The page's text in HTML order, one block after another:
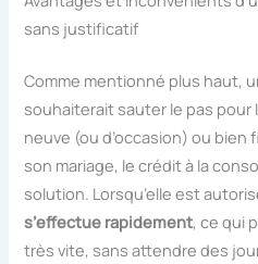
sans justificatif
Comme mentionné plus haut,
souhaiterait sauter le pas pour
neuve (ou d’occasion) ou
son mariage, le crédit à la
solution. Lorsqu’elle est
s’effectue rapidement, ce qui
très vite, sans attendre des